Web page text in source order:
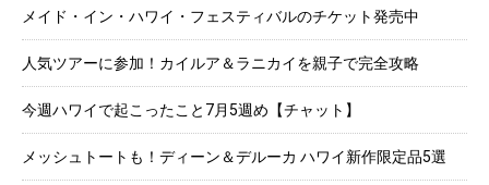
メイド・イン・ハワイ・フェスティバルのチケット発売中
人気ツアーに参加！カイルア＆ラニカイを親子で完全攻略
今週ハワイで起こったこと7月5週め【チャット】
メッシュトートも！ディーン＆デルーカ ハワイ新作限定品5選